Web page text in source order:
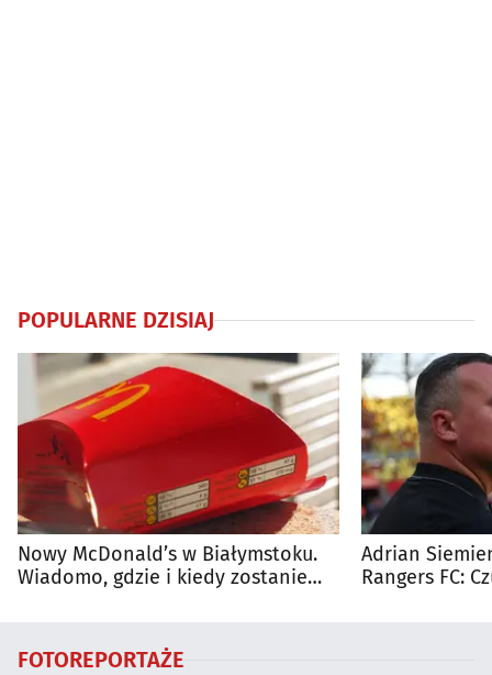
POPULARNE DZISIAJ
Nowy McDonald’s w Białymstoku.
Wiadomo, gdzie i kiedy zostanie
Adrian
Rangers FC:
FOTOREPORTAŻE